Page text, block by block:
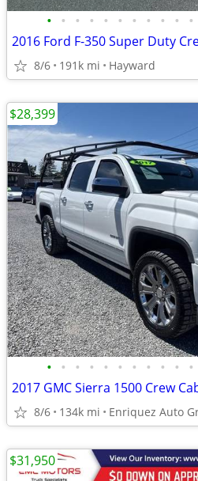
• • • • • • • • • • •
8/6 191k mi Hayward
• • • • • • • • • • •
8/6 134k mi Enriquez Auto
$28,399
$31,950